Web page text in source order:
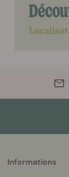
helpful
Informations